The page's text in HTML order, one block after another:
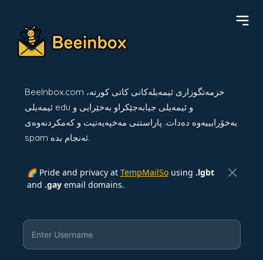
BeeInbox.com خزمەتگوزاری ئیمەیلەکانی کاتی کورتە،
ئیمەیلی edu و ئیمەیلی جیابەجێکراو بەخێرایی و
بەخۆرایییەوە دەدات. پاراستنی مەخپەیەتیت و کەمکردنەوەی
spam ئەنجام بدە.
🌈 Pride and privacy at TempMailSousing .lgbt
and .gayemail domains.